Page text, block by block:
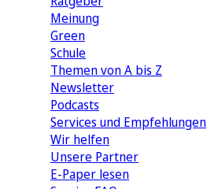
Meinung
Green
Schule
Themen von A bis Z
Newsletter
Podcasts
Services und Empfehlungen
Wir helfen
Unsere Partner
E-Paper lesen